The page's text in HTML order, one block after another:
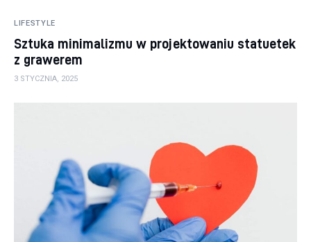
LIFESTYLE
Sztuka minimalizmu w projektowaniu statuetek
z grawerem
3 STYCZNIA, 2025